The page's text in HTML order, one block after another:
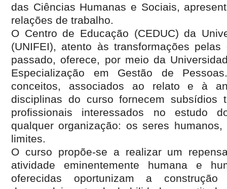
das Ciências Humanas e Sociais,
relações de trabalho.
O Centro de Educação (CEDUC) da
(UNIFEI), atento às transformações
passado, oferece, por meio da
Especialização em Gestão de
conceitos, associados ao relato e à
disciplinas do curso fornecem subsídios
profissionais interessados no estudo
qualquer organização: os seres
limites.
O curso propõe-se a realizar um
atividade eminentemente humana e
oferecidas oportunizam a